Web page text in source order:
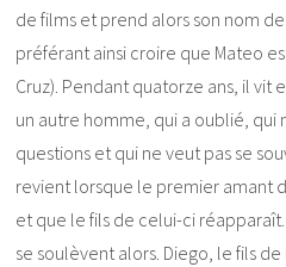
de films et prend alors son nom
préférant ainsi croire que Mateo
Cruz). Pendant quatorze ans, il vit
un autre homme, qui a oublié, qui
questions et qui ne veut pas se
revient lorsque le premier amant
et que le fils de celui-ci
se soulèvent alors. Diego, le fils